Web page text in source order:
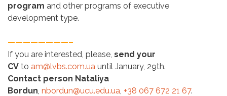
program and other programs of executive
development type.
————————–
If you are interested, please, send your
CV to am@lvbs.com.ua until January, 29th.
Contact person Nataliya
Bordun, nbordun@ucu.edu.ua, +38 067 672 21 67.